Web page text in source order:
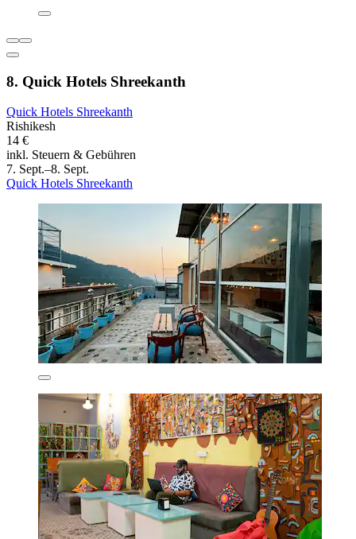
8. Quick Hotels Shreekanth
Quick Hotels Shreekanth
Rishikesh
14 €
inkl. Steuern & Gebühren
7. Sept.–8. Sept.
Quick Hotels Shreekanth